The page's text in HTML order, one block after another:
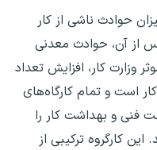
حوادث ناشی از کار
از آن، حوادث معدنی
وزارت کار، افزایش تعداد
است و تمام کارگاه‌های
فنی و بهداشت کار را
این کارگروه ترکیبی از